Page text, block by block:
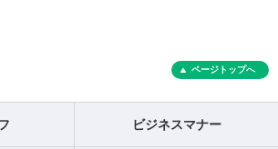
ページトップへ
ビジネスマナー